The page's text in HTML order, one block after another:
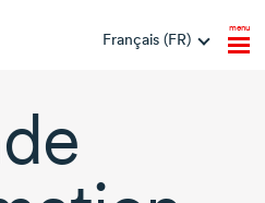
Français (FR)
menu